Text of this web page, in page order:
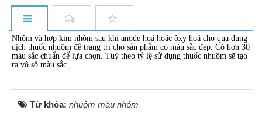
Nhôm và hợp kim nhôm sau khi anode hoá hoặc ôxy hoá cho qua dung
dịch thuốc nhuộm để trang trí cho sản phẩm có màu sắc đẹp. Có hơn 30
màu sắc chuẩn để lựa chọn. Tuỳ theo tỷ lệ sử dụng thuốc nhuộm sẽ tạo
ra vô số màu sắc.
Từ khóa: nhuộm màu nhôm